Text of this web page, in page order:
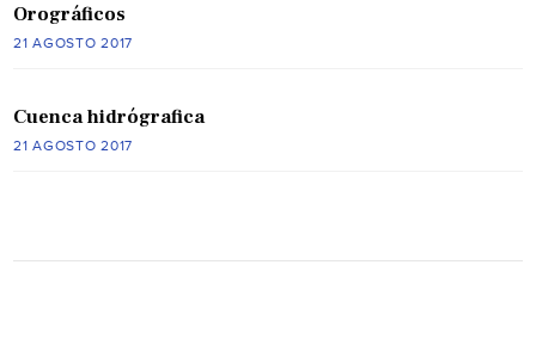
Orográficos
21 AGOSTO 2017
Cuenca hidrógrafica
21 AGOSTO 2017